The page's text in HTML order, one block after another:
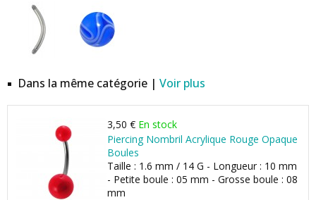
Dans la même catégorie | Voir plus
3,50 € En stock
Piercing Nombril Acrylique Rouge Opaque
Boules
Taille : 1.6 mm / 14 G - Longueur : 10 mm
- Petite boule : 05 mm - Grosse boule : 08
mm